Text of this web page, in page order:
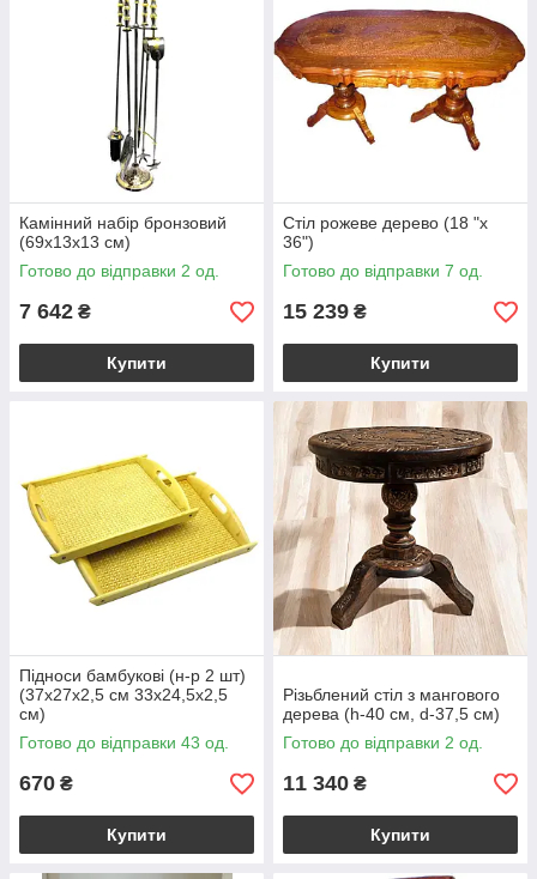
Камінний набір бронзовий
(69х13х13 см)
Готово до відправки 2 од.
7 642 ₴
Купити
Стіл рожеве дерево (18 "х
36")
Готово до відправки 7 од.
15 239 ₴
Купити
Підноси бамбукові (н-р 2 шт)
(37х27х2,5 см 33х24,5х2,5
см)
Готово до відправки 43 од.
670 ₴
Купити
Різьблений стіл з мангового
дерева (h-40 см, d-37,5 см)
Готово до відправки 2 од.
11 340 ₴
Купити